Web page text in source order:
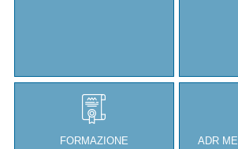
FORMAZIONE ADR